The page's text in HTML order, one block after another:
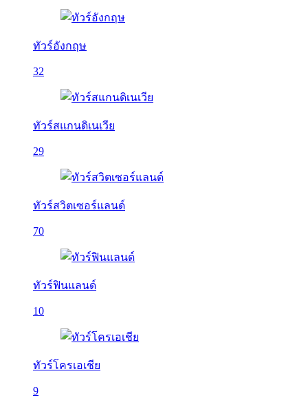
ทัวร์อังกฤษ
32
ทัวร์สแกนดิเนเวีย
29
ทัวร์สวิตเซอร์แลนด์
70
ทัวร์ฟินแลนด์
10
ทัวร์โครเอเชีย
9